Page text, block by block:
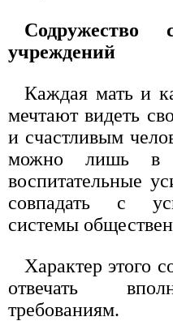
учреждений
Каждая мать и
мечтают видеть
и счастливым
можно лишь в
воспитательные
совпадать с
системы
Характер этого
отвечать
требованиям.